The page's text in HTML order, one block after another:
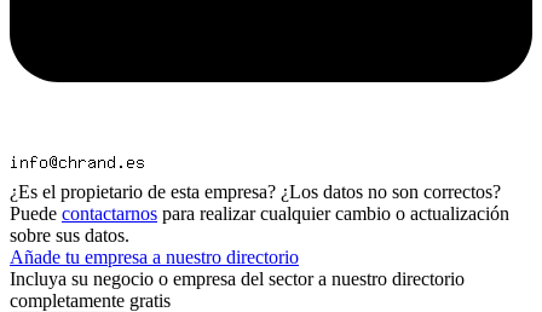
¿Es el propietario de esta empresa? ¿Los datos no son correctos?
Puede contactarnos para realizar cualquier cambio o actualización
sobre sus datos.
Añade tu empresa a nuestro directorio
Incluya su negocio o empresa del sector a nuestro directorio
completamente gratis